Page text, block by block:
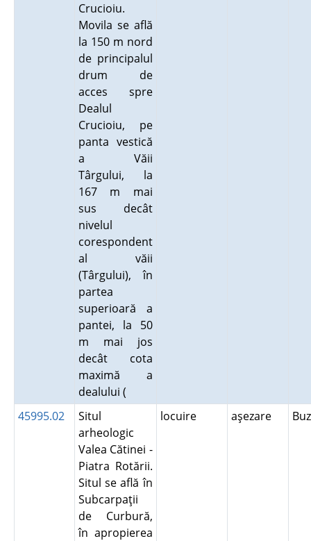
Crucioiu.
Movila se află
la 150 m nord
de principalul
drum de
acces spre
Dealul
Crucioiu, pe
panta vestică
a Văii
Târgului, la
167 m mai
sus decât
nivelul
corespondent
al văii
(Târgului), în
partea
superioară a
pantei, la 50
m mai jos
decât cota
maximă a
dealului (
45995.02
Situl
arheologic
Valea Cătinei -
Piatra Rotării.
Situl se află în
Subcarpaţii
de Curbură,
în apropierea
locuire aşezare